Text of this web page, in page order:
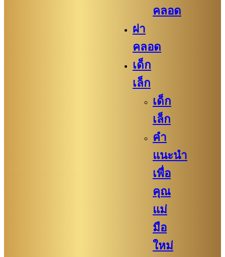
คลอด
ผ่า
คลอด
เด็ก
เล็ก
เด็ก
เล็ก
คำ
แนะนำ
เพื่อ
คุณ
แม่
มือ
ใหม่